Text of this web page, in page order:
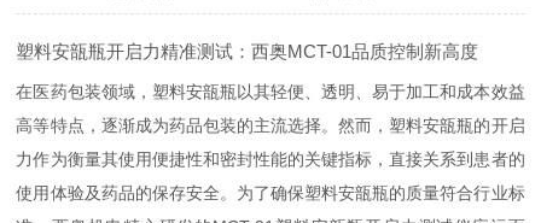
塑料安瓿瓶开启力精准测试：西奥MCT-01品质控制新高度
在医药包装领域，塑料安瓿瓶以其轻便、透明、易于加工和成本效益
高等特点，逐渐成为药品包装的主流选择。然而，塑料安瓿瓶的开启
力作为衡量其使用便捷性和密封性能的关键指标，直接关系到患者的
使用体验及药品的保存安全。为了确保塑料安瓿瓶的质量符合行业标